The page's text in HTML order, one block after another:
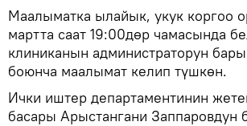
Маалыматка ылайык, укук коргоо
мартта саат 19:00дөр чамасында
клиниканын администраторун
боюнча маалымат келип түшкөн.
Ички иштер департаментинин
басары Арыстангани Заппаровдун